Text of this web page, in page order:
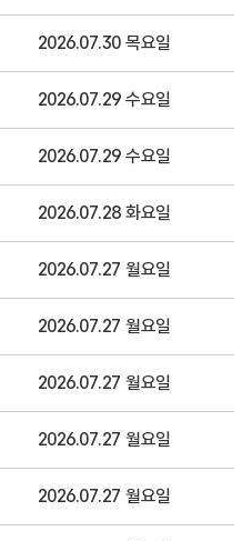
2026.07.30 목요일
2026.07.29 수요일
2026.07.29 수요일
2026.07.28 화요일
2026.07.27 월요일
2026.07.27 월요일
2026.07.27 월요일
2026.07.27 월요일
2026.07.27 월요일